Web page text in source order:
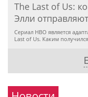
The Last of Us:
Элли
Сериал HBO является
Last of Us. Каким